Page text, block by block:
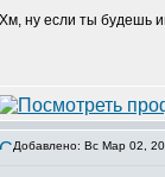
Хм, ну если ты будешь
Добавлено: Вс Мар 02,